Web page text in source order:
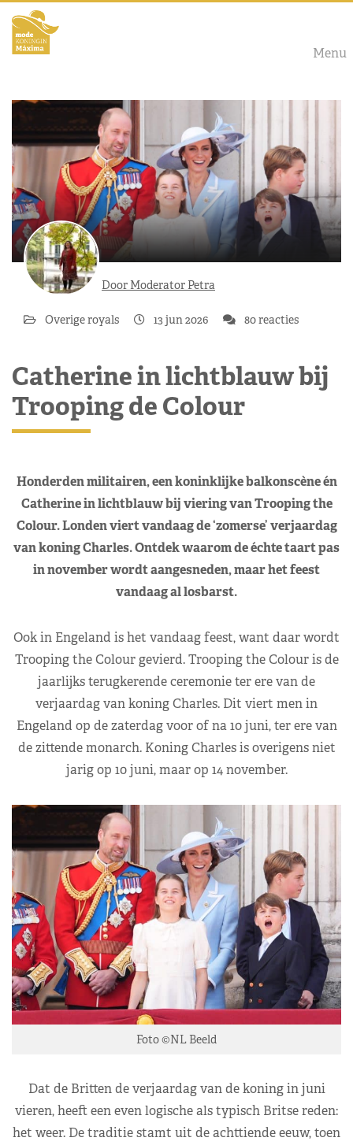
Menu
Door Moderator Petra
Overige royals 13 jun 2026 80 reacties
Catherine in lichtblauw bij
Trooping de Colour
Honderden militairen, een koninklijke balkonscène én
Catherine in lichtblauw bij viering van Trooping the
Colour. Londen viert vandaag de ‘zomerse’ verjaardag
van koning Charles. Ontdek waarom de échte taart pas
in november wordt aangesneden, maar het feest
vandaag al losbarst.
Ook in Engeland is het vandaag feest, want daar wordt
Trooping the Colour gevierd. Trooping the Colour is de
jaarlijks terugkerende ceremonie ter ere van de
verjaardag van koning Charles. Dit viert men in
Engeland op de zaterdag voor of na 10 juni, ter ere van
de zittende monarch. Koning Charles is overigens niet
jarig op 10 juni, maar op 14 november.
Foto ©NL Beeld
Dat de Britten de verjaardag van de koning in juni
vieren, heeft een even logische als typisch Britse reden:
het weer. De traditie stamt uit de achttiende eeuw, toen